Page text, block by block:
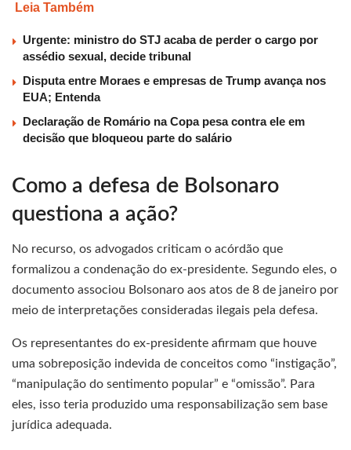
Leia Também
Urgente: ministro do STJ acaba de perder o cargo por
assédio sexual, decide tribunal
Disputa entre Moraes e empresas de Trump avança nos
EUA; Entenda
Declaração de Romário na Copa pesa contra ele em
decisão que bloqueou parte do salário
Como a defesa de Bolsonaro
questiona a ação?
No recurso, os advogados criticam o acórdão que
formalizou a condenação do ex-presidente. Segundo eles, o
documento associou Bolsonaro aos atos de 8 de janeiro por
meio de interpretações consideradas ilegais pela defesa.
Os representantes do ex-presidente afirmam que houve
uma sobreposição indevida de conceitos como “instigação”,
“manipulação do sentimento popular” e “omissão”. Para
eles, isso teria produzido uma responsabilização sem base
jurídica adequada.